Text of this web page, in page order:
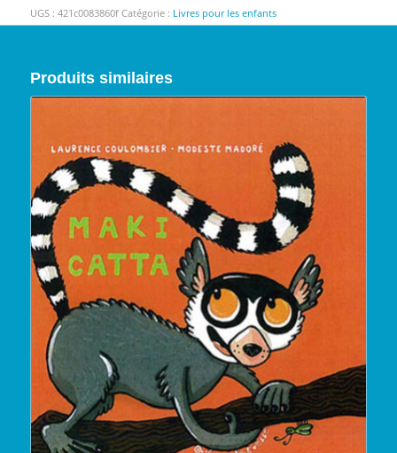
UGS : 421c0083860f Catégorie : Livres pour les enfants
Produits similaires